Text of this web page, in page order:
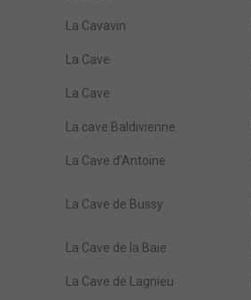
La Cavavin
La Cave
La Cave
La cave Baldivienne
La Cave d'Antoine
La Cave de Bussy
La Cave de la Baie
La Cave de Lagnieu